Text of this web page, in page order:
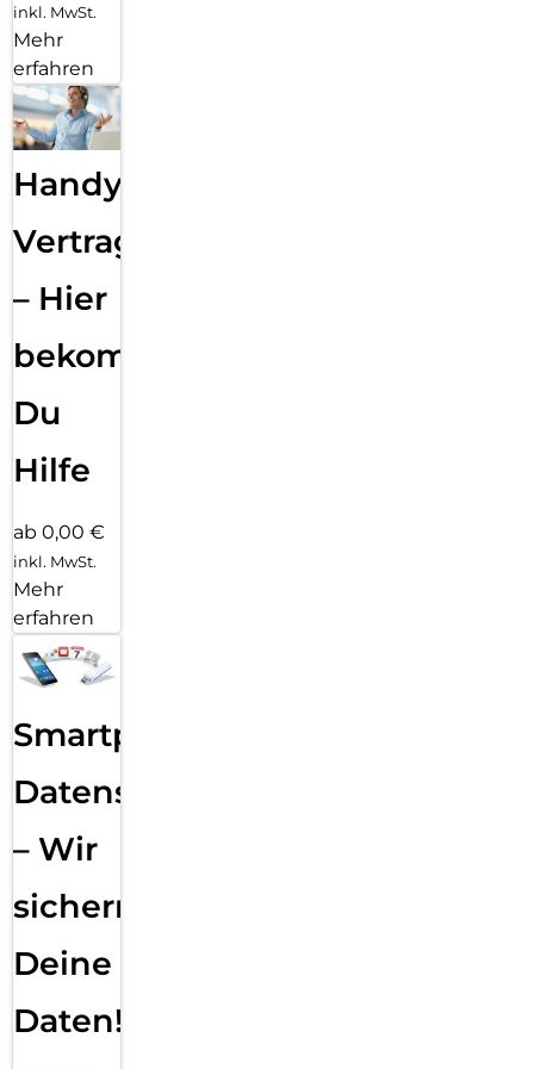
inkl. MwSt.
Mehr
erfahren
Handy
Vertragsabwicklung
– Hier
bekommst
Du
Hilfe
ab 0,00 €
inkl. MwSt.
Mehr
erfahren
Smartphone
Datensicherung
– Wir
sichern
Deine
Daten!